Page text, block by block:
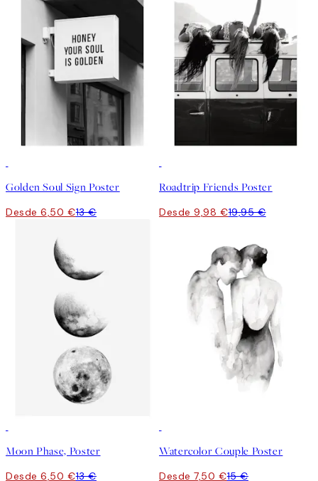
Golden Soul Sign Poster
Desde 6,50 €13 €
Roadtrip Friends Poster
Desde 9,98 €19,95 €
Moon Phase, Poster
Desde 6,50 €13 €
Watercolor Couple Poster
Desde 7,50 €15 €